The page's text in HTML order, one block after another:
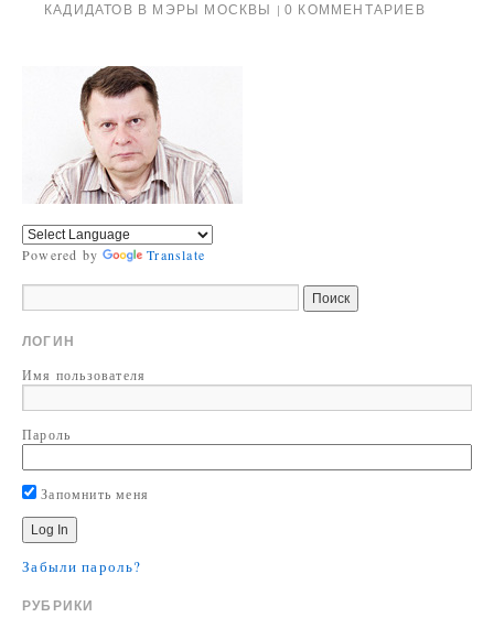
КАДИДАТОВ В МЭРЫ МОСКВЫ | 0 КОММЕНТАРИЕВ
Powered by Translate
ЛОГИН
Имя пользователя
Пароль
Запомнить меня
Забыли пароль?
РУБРИКИ